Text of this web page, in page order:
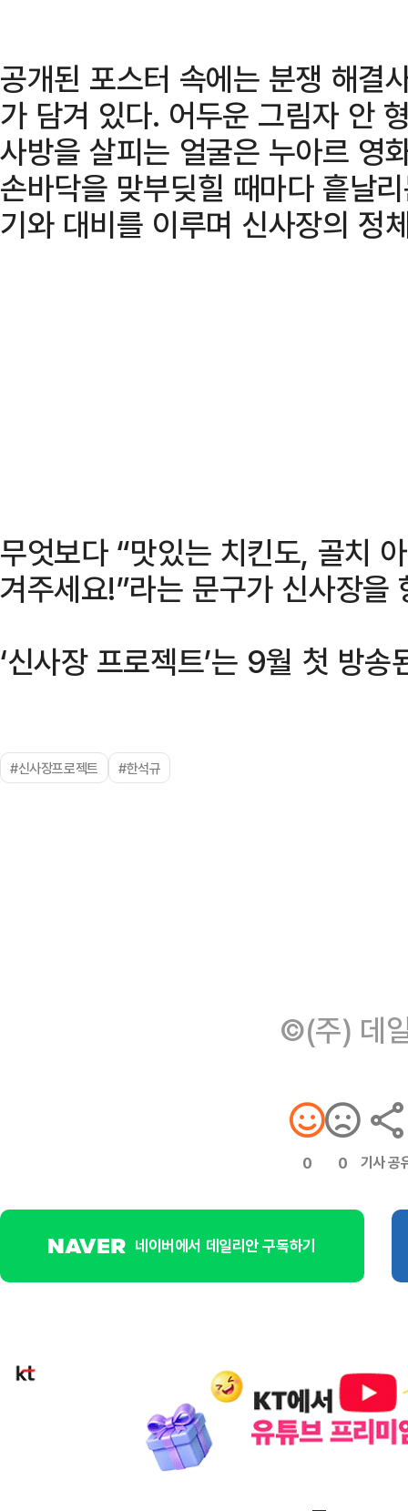
공개된 포스터 속에는 분쟁 해결
가 담겨 있다. 어두운 그림자 안
사방을 살피는 얼굴은 누아르 영
손바닥을 맞부딪힐 때마다 흩날
기와 대비를 이루며 신사장의 정
무엇보다 “맛있는 치킨도, 골치
겨주세요!”라는 문구가 신사장을
‘신사장 프로젝트’는 9월 첫 방송
#신사장프로젝트 #한석규
©(주) 데
0 0 기사 공
네이버에서 데일리안 구독하기